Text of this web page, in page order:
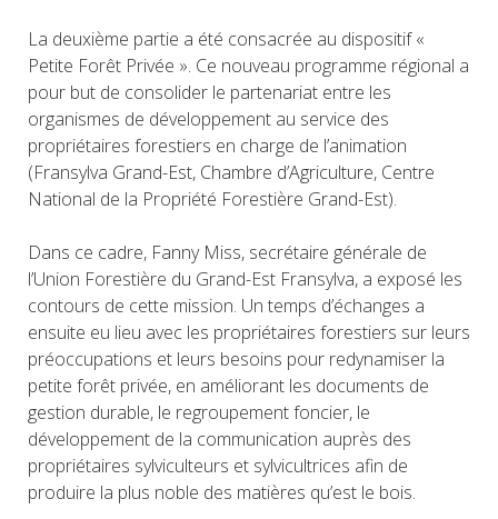
La deuxième partie a été consacrée au dispositif «
Petite Forêt Privée ». Ce nouveau programme régional a
pour but de consolider le partenariat entre les
organismes de développement au service des
propriétaires forestiers en charge de l’animation
(Fransylva Grand-Est, Chambre d’Agriculture, Centre
National de la Propriété Forestière Grand-Est).
Dans ce cadre, Fanny Miss, secrétaire générale de
l’Union Forestière du Grand-Est Fransylva, a exposé les
contours de cette mission. Un temps d’échanges a
ensuite eu lieu avec les propriétaires forestiers sur leurs
préoccupations et leurs besoins pour redynamiser la
petite forêt privée, en améliorant les documents de
gestion durable, le regroupement foncier, le
développement de la communication auprès des
propriétaires sylviculteurs et sylvicultrices afin de
produire la plus noble des matières qu’est le bois.